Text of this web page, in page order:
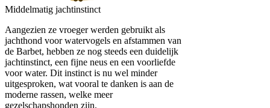
Middelmatig jachtinstinct
Aangezien ze vroeger werden gebruikt als
jachthond voor watervogels en afstammen van
de Barbet, hebben ze nog steeds een duidelijk
jachtinstinct, een fijne neus en een voorliefde
voor water. Dit instinct is nu wel minder
uitgesproken, wat vooral te danken is aan de
moderne rassen, welke meer
gezelschapshonden zijn.